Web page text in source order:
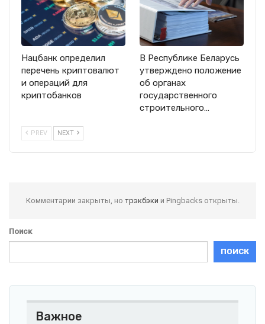
Нацбанк определил
перечень криптовалют
и операций для
криптобанков
В Республике Беларусь
утверждено положение
об органах
государственного
строительного…
PREV NEXT
Комментарии закрыты, но трэкбэки и Pingbacks открыты.
Поиск
ПОИСК
Важное